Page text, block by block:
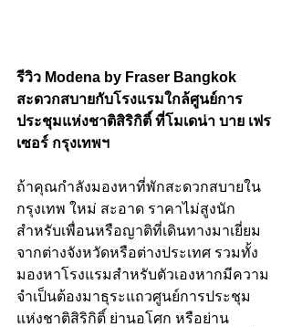
รีวิว Modena by Fraser Bangkok
สะดวกสบายกับโรงแรมใกล้ศูนย์การ
ประชุมแห่งชาติสิริกิติ์ ที่โมเดน่า บาย เฟร
เซอร์ กรุงเทพฯ
ถ้าคุณกำลังมองหาที่พักสะดวกสบายใน
กรุงเทพ ใหม่ สะอาด ราคาไม่สูงนัก
สำหรับเพื่อนหรือญาติที่เดินทางมาเยี่ยม
จากต่างจังหวัดหรือต่างประเทศ รวมทั้ง
มองหาโรงแรมสำหรับตัวเองหากมีความ
จำเป็นต้องมาธุระแถวศูนย์การประชุม
แห่งชาติสิริกิติ์ ย่านอโศก หรือย่าน